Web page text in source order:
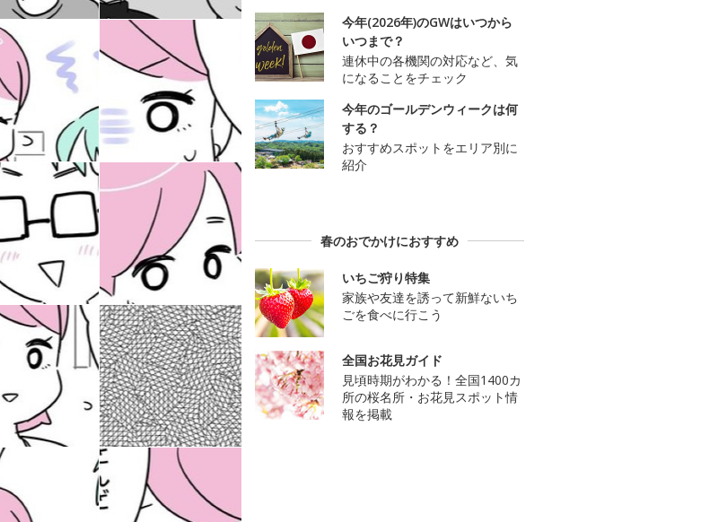
今年(2026年)のGWはいつから
いつまで？
連休中の各機関の対応など、気
になることをチェック
今年のゴールデンウィークは何
する？
おすすめスポットをエリア別に
紹介
春のおでかけにおすすめ
いちご狩り特集
家族や友達を誘って新鮮ないち
ごを食べに行こう
全国お花見ガイド
見頃時期がわかる！全国1400カ
所の桜名所・お花見スポット情
報を掲載